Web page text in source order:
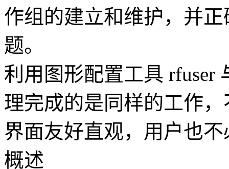
作组的建立和维护，并
题。
利用图形配置工具 rfuser
理完成的是同样的工作
界面友好直观，用户也
概述